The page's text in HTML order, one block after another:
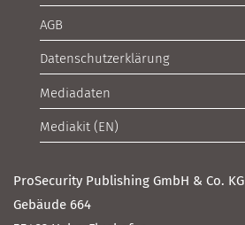
AGB
Datenschutzerklärung
Mediadaten
Mediakit (EN)
ProSecurity Publishing GmbH & Co. KG
Gebäude 664